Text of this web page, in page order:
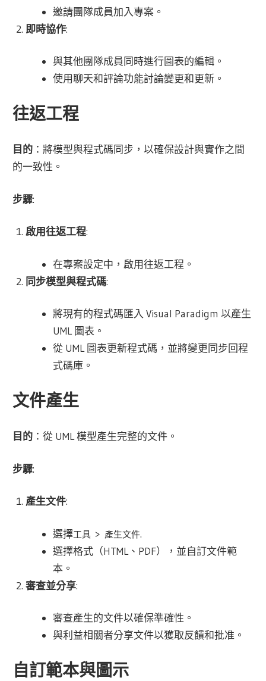
邀請團隊成員加入專案。
即時協作:
與其他團隊成員同時進行圖表的編輯。
使用聊天和評論功能討論變更和更新。
往返工程
目的 ：將模型與程式碼同步，以確保設計與實作之間
的一致性。
步驟:
啟用往返工程:
在專案設定中，啟用往返工程。
同步模型與程式碼:
將現有的程式碼匯入 Visual Paradigm 以產生
UML 圖表。
從 UML 圖表更新程式碼，並將變更同步回程
式碼庫。
文件產生
目的 ：從 UML 模型產生完整的文件。
步驟:
產生文件:
選擇工具 > 產生文件.
選擇格式（HTML、PDF），並自訂文件範
本。
審查並分享:
審查產生的文件以確保準確性。
與利益相關者分享文件以獲取反饋和批准。
自訂範本與圖示